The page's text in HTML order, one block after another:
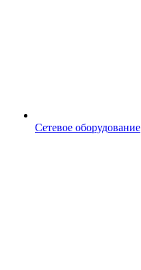
Сетевое оборудование